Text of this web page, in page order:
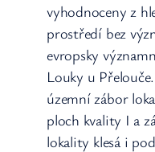
vyhodnoceny z
prostředí bez
evropsky
Louky u
územní zábor
ploch kvality I a
lokality klesá i